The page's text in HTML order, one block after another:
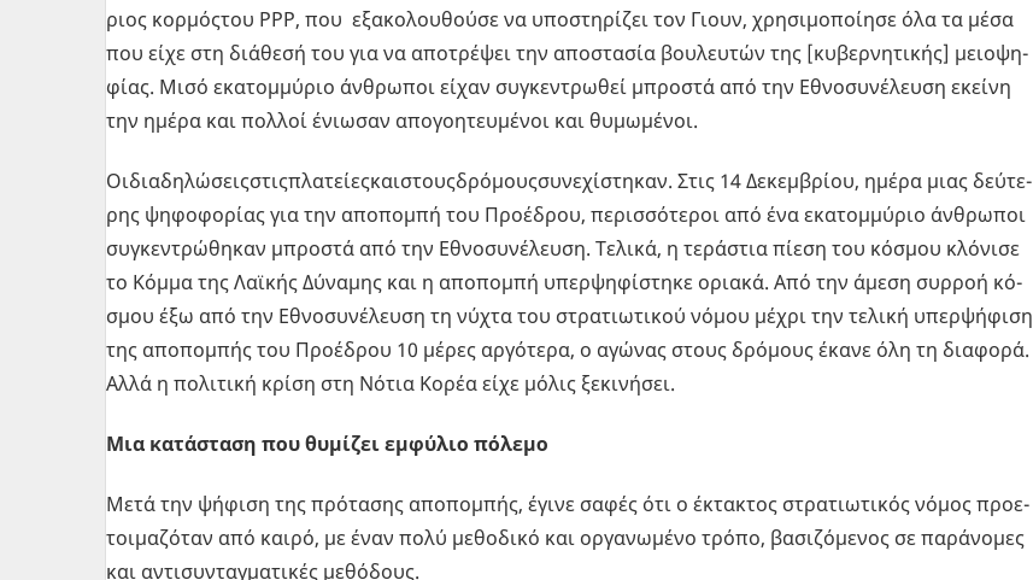
ριος κορ­μό­ςτου PPP, που εξα­κο­λου­θού­σε να υπο­στη­ρί­ζει τον Γιουν, χρη­σι­μο­ποί­η­σε όλα τα μέσα
που είχε στη διά­θε­σή του για να απο­τρέ­ψει την απο­στα­σία βου­λευ­τών της [κυ­βερ­νη­τι­κής] μειο­ψη­
φί­ας. Μισό εκα­τομ­μύ­ριο άν­θρω­ποι είχαν συ­γκε­ντρω­θεί μπρο­στά από την Εθνο­συ­νέ­λευ­ση εκεί­νη
την ημέρα και πολ­λοί ένιω­σαν απο­γοη­τευ­μέ­νοι και θυ­μω­μέ­νοι.
Οι­δια­δη­λώ­σει­ςστι­ςπλα­τεί­ε­ςκαι­στου­ςδρό­μου­ςσυ­νε­χί­στη­καν. Στις 14 Δε­κεμ­βρί­ου, ημέρα μιας δεύ­τε­
ρης ψη­φο­φο­ρί­ας για την απο­πο­μπή του Προ­έ­δρου, πε­ρισ­σό­τε­ροι από ένα εκα­τομ­μύ­ριο άν­θρω­ποι
συ­γκε­ντρώ­θη­καν μπρο­στά από την Εθνο­συ­νέ­λευ­ση. Τε­λι­κά, η τε­ρά­στια πίεση του κό­σμου κλό­νι­σε
το Κόμμα της Λαϊ­κής Δύ­να­μης και η απο­πο­μπή υπερ­ψη­φί­στη­κε ορια­κά. Από την άμεση συρ­ροή κό­
σμου έξω από την Εθνο­συ­νέ­λευ­ση τη νύχτα του στρα­τιω­τι­κού νόμου μέχρι την τε­λι­κή υπερ­ψή­φι­ση
της απο­πο­μπής του Προ­έ­δρου 10 μέρες αρ­γό­τε­ρα, ο αγώ­νας στους δρό­μους έκανε όλη τη δια­φο­ρά.
Αλλά η πο­λι­τι­κή κρίση στη Νότια Κορέα είχε μόλις ξε­κι­νή­σει.
Μια κα­τά­στα­ση που θυ­μί­ζει εμ­φύ­λιο πό­λε­μο
Μετά την ψή­φι­ση της πρό­τα­σης απο­πο­μπής, έγινε σαφές ότι ο έκτα­κτος στρα­τιω­τι­κός νόμος προ­ε­
τοι­μα­ζό­ταν από καιρό, με έναν πολύ με­θο­δι­κό και ορ­γα­νω­μέ­νο τρόπο, βα­σι­ζό­με­νος σε πα­ρά­νο­μες
και αντι­συ­νταγ­μα­τι­κές με­θό­δους.